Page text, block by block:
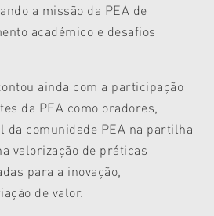
a missão da PEA de
académico e desafios
ainda com a participação
da PEA como oradores,
da comunidade PEA na partilha
valorização de práticas
para a inovação,
de valor.